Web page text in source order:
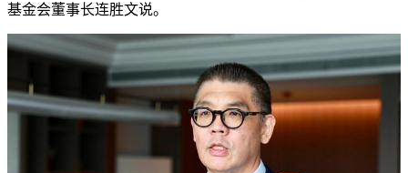
基金会董事长连胜文说。